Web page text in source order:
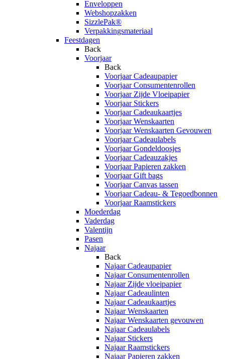
Enveloppen
Webshopzakken
SizzlePak®
Verpakkingsmateriaal
Feestdagen
Back
Voorjaar
Back
Voorjaar Cadeaupapier
Voorjaar Consumentenrollen
Voorjaar Zijde Vloeipapier
Voorjaar Stickers
Voorjaar Cadeaukaartjes
Voorjaar Wenskaarten
Voorjaar Wenskaarten Gevouwen
Voorjaar Cadeaulabels
Voorjaar Gondeldoosjes
Voorjaar Cadeauzakjes
Voorjaar Papieren zakken
Voorjaar Gift bags
Voorjaar Canvas tassen
Voorjaar Cadeau- & Tegoedbonnen
Voorjaar Raamstickers
Moederdag
Vaderdag
Valentijn
Pasen
Najaar
Back
Najaar Cadeaupapier
Najaar Consumentenrollen
Najaar Zijde vloeipapier
Najaar Cadeaulinten
Najaar Cadeaukaartjes
Najaar Wenskaarten
Najaar Wenskaarten gevouwen
Najaar Cadeaulabels
Najaar Stickers
Najaar Raamstickers
Najaar Papieren zakken